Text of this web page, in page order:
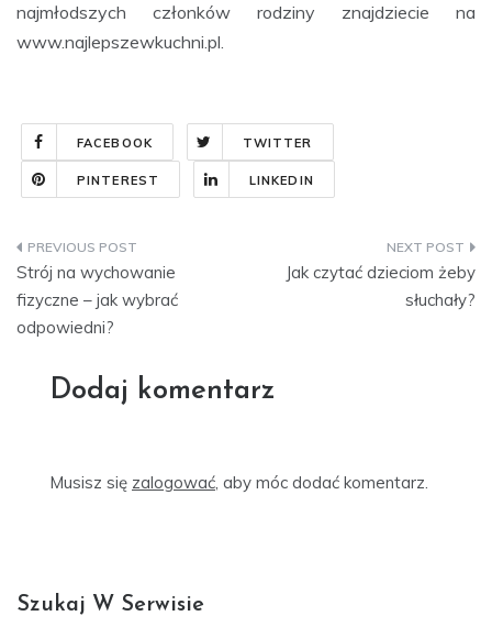
najmłodszych członków rodziny znajdziecie na
www.najlepszewkuchni.pl.
FACEBOOK TWITTER
PINTEREST LINKEDIN
Nawigacja
wpisu
Strój na wychowanie
fizyczne – jak wybrać
odpowiedni?
Jak czytać dzieciom żeby
słuchały?
Dodaj komentarz
Musisz się zalogować, aby móc dodać komentarz.
Szukaj W Serwisie